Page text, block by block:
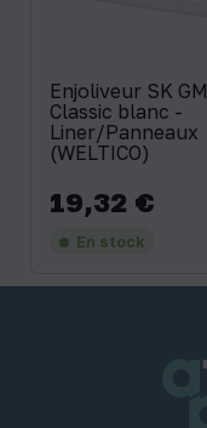
Enjoliveur SK GM
Classic blanc -
Liner/Panneaux
(WELTICO)
Prix
19,32 €
En stock